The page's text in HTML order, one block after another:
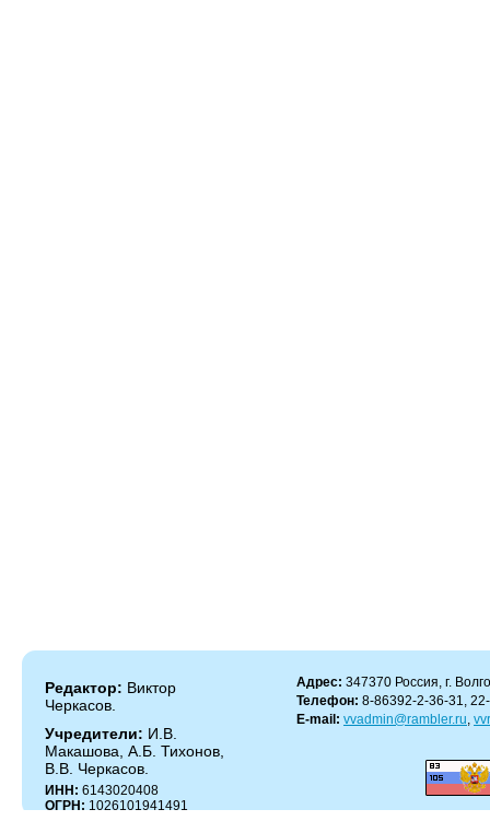
Редактор: Виктор
Черкасов.
Учредители: И.В.
Макашова, А.Б. Тихонов,
В.В. Черкасов.
ИНН: 6143020408
ОГРН: 1026101941491
Адрес: 347370 Россия, г.
Телефон: 8-86392-2-36-31,
E-mail: vvadmin@rambler.ru,